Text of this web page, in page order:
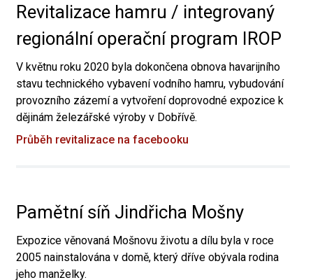
Revitalizace hamru / integrovaný
regionální operační program IROP
V květnu roku 2020 byla dokončena obnova havarijního
stavu technického vybavení vodního hamru, vybudování
provozního zázemí a vytvoření doprovodné expozice k
dějinám železářské výroby v Dobřívě.
Průběh revitalizace na facebooku
Pamětní síň Jindřicha Mošny
Expozice věnovaná Mošnovu životu a dílu byla v roce
2005 nainstalována v domě, který dříve obývala rodina
jeho manželky.